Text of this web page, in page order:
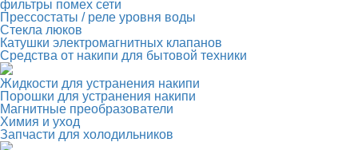
фильтры помех сети
Прессостаты / реле уровня воды
Стекла люков
Катушки электромагнитных клапанов
Средства от накипи для бытовой техники
Жидкости для устранения накипи
Порошки для устранения накипи
Магнитные преобразователи
Химия и уход
Запчасти для холодильников